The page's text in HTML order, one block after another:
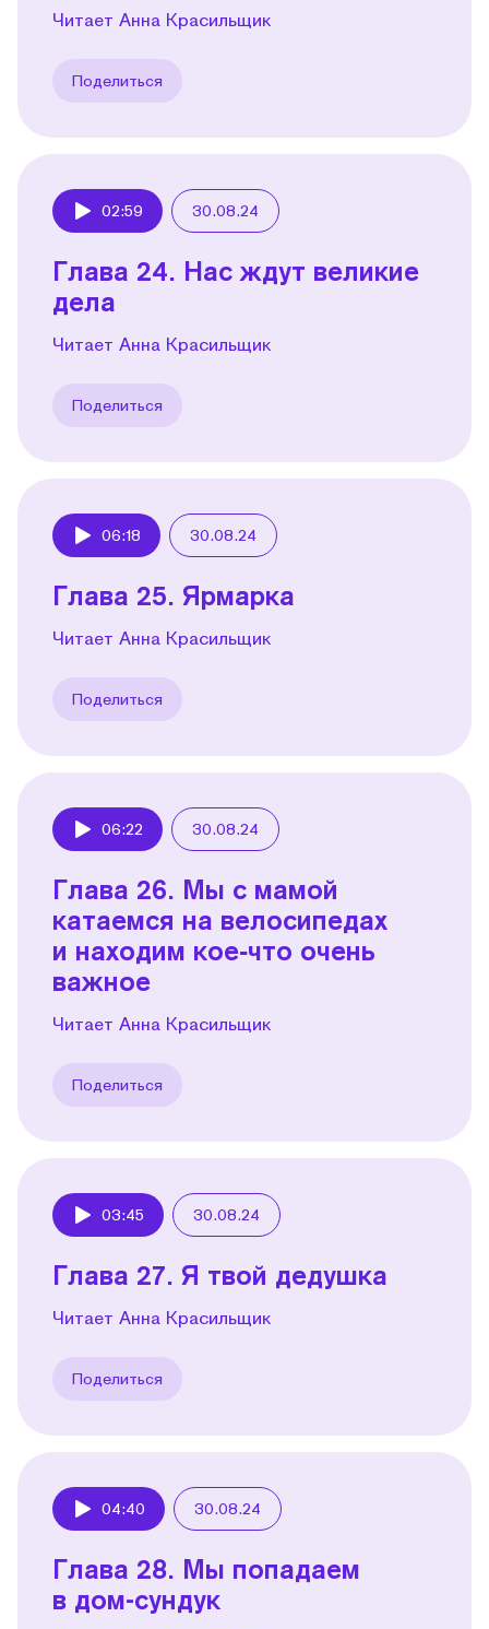
Читает Анна Красильщик
Поделиться
02:59 30.08.24
Глава 24. Нас ждут великие
дела
Читает Анна Красильщик
Поделиться
06:18 30.08.24
Глава 25. Ярмарка
Читает Анна Красильщик
Поделиться
06:22 30.08.24
Глава 26. Мы с мамой
катаемся на велосипедах
и находим кое‑что очень
важное
Читает Анна Красильщик
Поделиться
03:45 30.08.24
Глава 27. Я твой дедушка
Читает Анна Красильщик
Поделиться
04:40 30.08.24
Глава 28. Мы попадаем
в дом-сундук